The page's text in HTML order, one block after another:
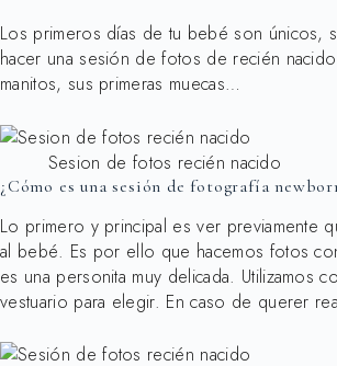
Los primeros días de tu bebé son únicos,
hacer una sesión de fotos de recién
manitos, sus primeras muecas…
Sesion de fotos recién nacido
¿Cómo es una sesión de fotografía
Lo primero y principal es ver previamente
al bebé. Es por ello que hacemos fotos
es una personita muy delicada. Utilizamos
vestuario para elegir. En caso de querer